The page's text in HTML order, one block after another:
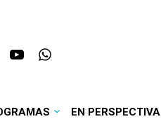
EN PERSPECTIVA